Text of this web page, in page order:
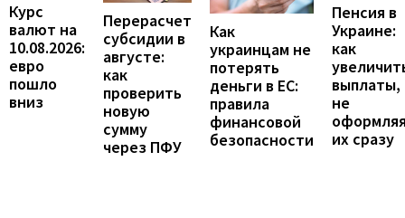
Курс
валют на
10.08.2026:
евро
пошло
вниз
Перерасчет
субсидии в
августе:
как
проверить
новую
сумму
через ПФУ
Как
украинцам не
потерять
деньги в ЕС:
правила
финансовой
безопасности
Пенсия в
Украине:
как
выплаты,
не
их сразу